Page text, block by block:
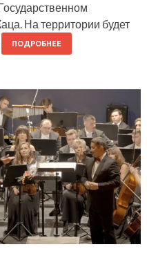
На территории будет
ПОДРОБНЕЕ